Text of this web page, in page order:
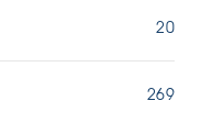
20
269